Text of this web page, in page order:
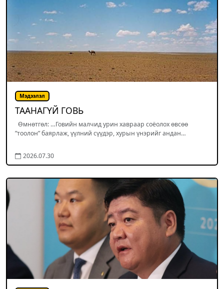
Мэдээлэл
ТААНАГҮЙ ГОВЬ
Өмнөтгөл: …Говийн малчид урин хавраар соёолох өвсөө
”тоолон” баярлаж, үүлний сүүдэр, хурын үнэрийг андан…
2026.07.30